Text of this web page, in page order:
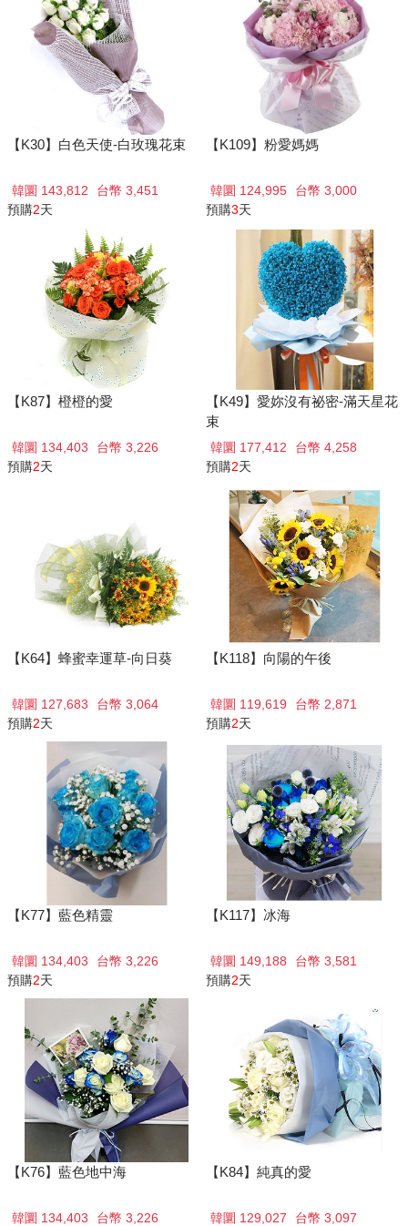
【K30】白色天使-白玫瑰花束
韓圜 143,812
台幣 3,451
預購2天
【K109】粉愛媽媽
韓圜 124,995
台幣 3,000
預購3天
【K87】橙橙的愛
韓圜 134,403
台幣 3,226
預購2天
【K49】愛妳沒有祕密-滿天星花
束
韓圜 177,412
台幣 4,258
預購2天
【K64】蜂蜜幸運草-向日葵
韓圜 127,683
台幣 3,064
預購2天
【K118】向陽的午後
韓圜 119,619
台幣 2,871
預購2天
【K77】藍色精靈
韓圜 134,403
台幣 3,226
預購2天
【K117】冰海
韓圜 149,188
台幣 3,581
預購2天
【K76】藍色地中海
韓圜 134,403
台幣 3,226
【K84】純真的愛
韓圜 129,027
台幣 3,097